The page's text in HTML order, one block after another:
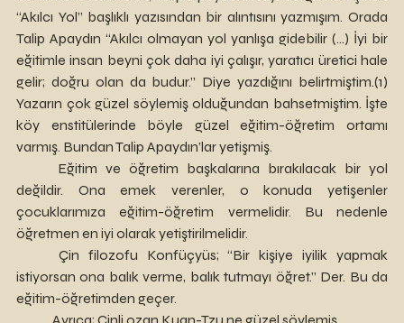
“Akılcı Yol” başlıklı yazısından bir alıntısını yazmışım. Orada
Talip Apaydın “Akılcı olmayan yol yanlışa gidebilir (…) İyi bir
eğitimle insan beyni çok daha iyi çalışır, yaratıcı üretici hale
gelir; doğru olan da budur.” Diye yazdığını belirtmiştim.(1)
Yazarın çok güzel söylemiş olduğundan bahsetmiştim. İşte
köy enstitülerinde böyle güzel eğitim-öğretim ortamı
varmış. Bundan Talip Apaydın’lar yetişmiş.
değildir. Ona emek verenler, o konuda yetişenler
çocuklarımıza eğitim-öğretim vermelidir. Bu nedenle
öğretmen en iyi olarak yetiştirilmelidir.
istiyorsan ona balık verme, balık tutmayı öğret.” Der. Bu da
eğitim-öğretimden geçer.